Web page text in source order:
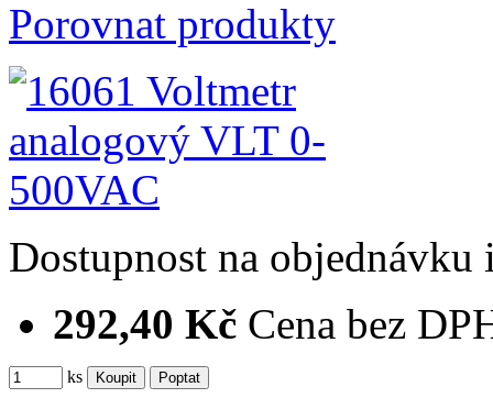
Porovnat produkty
Dostupnost na objednávku
292,40 Kč Cena bez
ks